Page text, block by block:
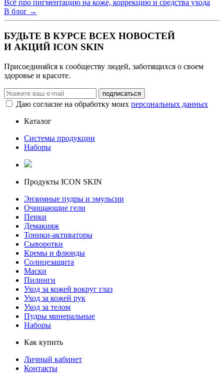
Всё про пигментацию на коже, коррекцию и средства ухода
В блог →
БУДЬТЕ В КУРСЕ ВСЕХ НОВОСТЕЙ
И АКЦИЙ ICON SKIN
Присоединяйся к сообществу людей, заботящихся о своем
здоровье и красоте.
Даю согласие на обработку моих персональных данных
Каталог
Системы продукции
Наборы
Продукты ICON SKIN
Энзимные пудры и эмульсии
Очищающие гели
Пенки
Демакияж
Тоники-активаторы
Сыворотки
Кремы и флюиды
Солнцезащита
Маски
Пилинги
Уход за кожей вокруг глаз
Уход за кожей рук
Уход за телом
Пудры минеральные
Наборы
Как купить
Личный кабинет
Контакты